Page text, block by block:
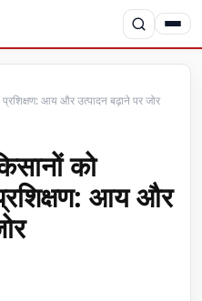
आय और उत्पादन बढ़ाने पर जोर
को
आय और